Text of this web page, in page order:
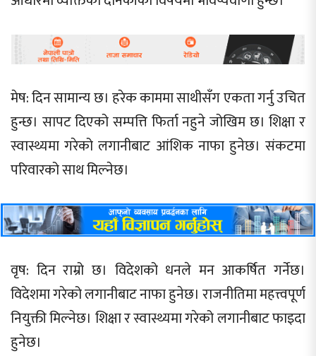
मेष: दिन सामान्य छ। हरेक काममा साथीसँग एकता गर्नु उचित
हुन्छ। सापट दिएको सम्पत्ति फिर्ता नहुने जोखिम छ। शिक्षा र
स्वास्थ्यमा गरेको लगानीबाट आंशिक नाफा हुनेछ। संकटमा
परिवारको साथ मिल्नेछ।
वृष: दिन राम्रो छ। विदेशको धनले मन आकर्षित गर्नेछ।
विदेशमा गरेको लगानीबाट नाफा हुनेछ। राजनीतिमा महत्त्वपूर्ण
नियुक्ती मिल्नेछ। शिक्षा र स्वास्थ्यमा गरेको लगानीबाट फाइदा
हुनेछ।